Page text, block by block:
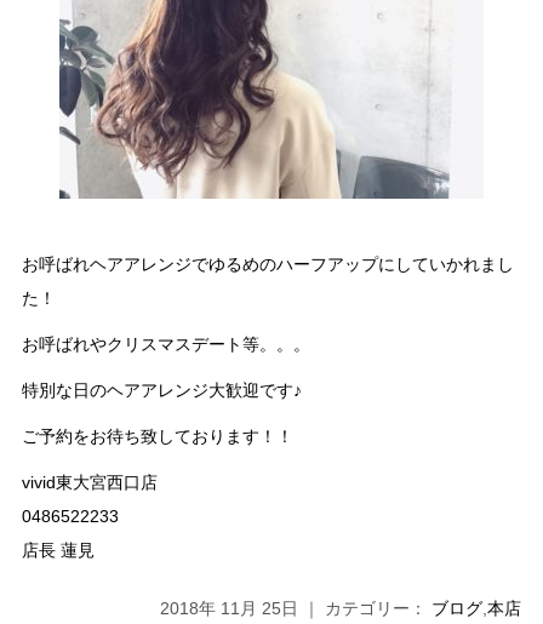
お呼ばれヘアアレンジでゆるめのハーフアップにしていかれまし
た！
お呼ばれやクリスマスデート等。。。
特別な日のヘアアレンジ大歓迎です♪
ご予約をお待ち致しております！！
vivid東大宮西口店
0486522233
店長 蓮見
2018年 11月 25日 ｜ カテゴリー： ブログ ,本店